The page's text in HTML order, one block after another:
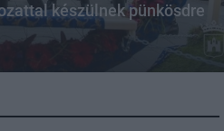
készülnek pünkösdre